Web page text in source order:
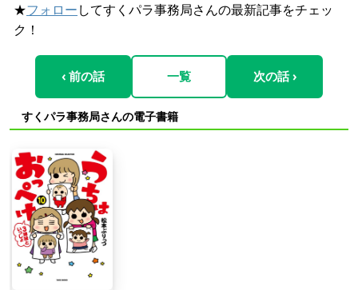
★フォロー してすくパラ事務局さんの最新記事をチェッ
ク！
‹ 前の話 一覧 次の話 ›
すくパラ事務局さんの電子書籍